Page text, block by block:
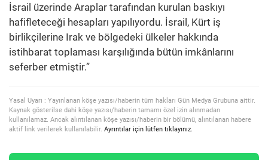
İsrail üzerinde Araplar tarafından kurulan baskıyı
hafifleteceği hesapları yapılıyordu. İsrail, Kürt iş
birlikçilerine Irak ve bölgedeki ülkeler hakkında
istihbarat toplaması karşılığında bütün imkânlarını
seferber etmiştir.”
Yasal Uyarı : Yayınlanan köşe yazısı/haberin tüm hakları Gün Medya Grubuna aittir.
Kaynak gösterilse dahi köşe yazısı/haberin tamamı özel izin alınmadan
kullanılamaz. Ancak alıntılanan köşe yazısı/haberin bir bölümü, alıntılanan habere
aktif link verilerek kullanılabilir. Ayrıntılar için lütfen tıklayınız.